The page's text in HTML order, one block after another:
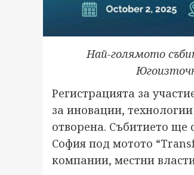
Най-голямото
Регистрацията за
за иновации,
отворена. Събитието ще
София под мотото
компании, местни